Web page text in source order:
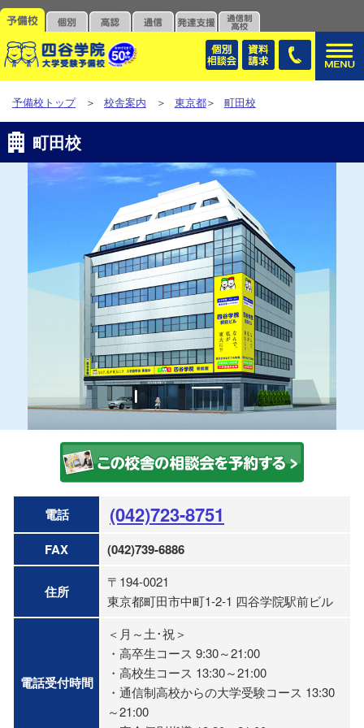
予備校トップ＞校舎案内＞東京都＞町田校
町田校
電話 (042)723-8751
FAX (042)739-6886
住所
〒194-0021
東京都町田市中町1-2-1 四谷学院駅前ビル
電話受付時間
＜月～土･祝＞
・高卒生コース 9:30～21:00
・高校生コース 13:30～21:00
・通信制高校からの大学受験コース 13:30
～21:00